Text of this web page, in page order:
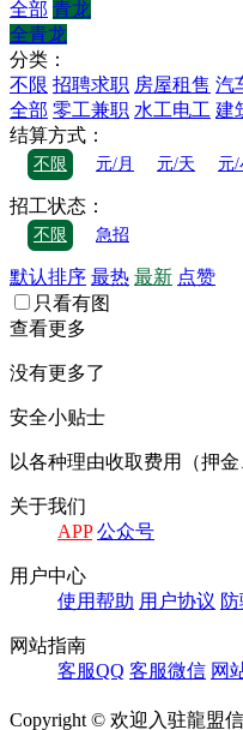
全部 青龙
全青龙
分类：
不限 招聘求职 房屋租售 汽
全部 零工兼职 水工电工 建
结算方式：
不限 元/月 元/天 元/
招工状态：
不限 急招
默认排序 最热 最新 点赞
只看有图
查看更多
没有更多了
安全小贴士
以各种理由收取费⽤（押
关于我们
APP 公众号
⽤户中⼼
使⽤帮助 ⽤户协议
⽹站指南
客服QQ 客服微信 ⽹
Copyright © 欢迎入驻龍盟